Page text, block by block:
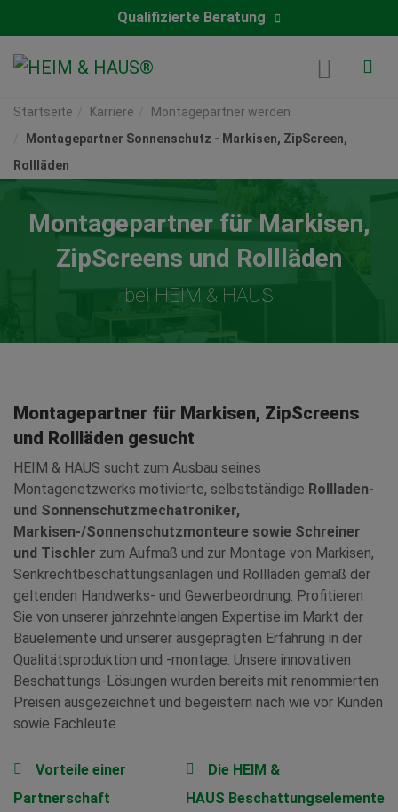
Qualifizierte Beratung
Startseite Karriere
Montagepartner werden
Montagepartner Sonnenschutz - Markisen, ZipScreen,
Rollläden
Montagepartner für Markisen,
ZipScreens und Rollläden
bei HEIM & HAUS
Montagepartner für Markisen, ZipScreens
und Rollläden gesucht
HEIM & HAUS sucht zum Ausbau seines
Montagenetzwerks motivierte, selbstständige Rollladen-
und Sonnenschutzmechatroniker,
Markisen-/Sonnenschutzmonteure sowie Schreiner
und Tischler zum Aufmaß und zur Montage von Markisen,
Senkrechtbeschattungsanlagen und Rollläden gemäß der
geltenden Handwerks- und Gewerbeordnung. Profitieren
Sie von unserer jahrzehntelangen Expertise im Markt der
Bauelemente und unserer ausgeprägten Erfahrung in der
Qualitätsproduktion und -montage. Unsere innovativen
Beschattungs-Lösungen wurden bereits mit renommierten
Preisen ausgezeichnet und begeistern nach wie vor Kunden
sowie Fachleute.
Vorteile einer
Partnerschaft
Die HEIM &
HAUS Beschattungselemente